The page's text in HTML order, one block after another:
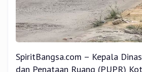
SpiritBangsa.com – Kepala
dan Penataan Ruang (PUPR)